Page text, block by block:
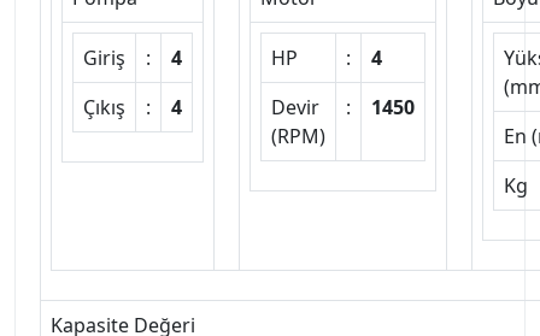
Giriş :
4
Çıkış
: 4
HP :
4
Devir
(RPM)
: 1450
En
Kg
Kapasite Değeri